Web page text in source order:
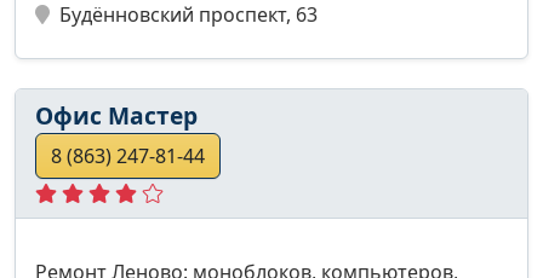
Будённовский проспект, 63
Офис Мастер
8 (863) 247-81-44
Ремонт Леново: моноблоков, компьютеров,